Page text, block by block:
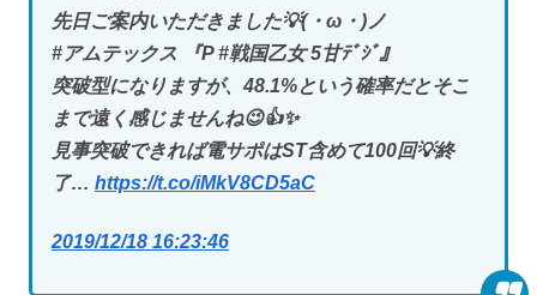
先日ご案内いただきました💡(・ω・)ノ
#アムテックス 『P #戦国乙女 5甘ﾃﾞｼﾞ』
突破型になりますが、48.1%という確率だとそこ
まで遠く感じませんね😉👍✨
見事突破できれば電サポはST含めて100回💡終
了… https://t.co/iMkV8CD5aC
2019/12/18 16:23:46